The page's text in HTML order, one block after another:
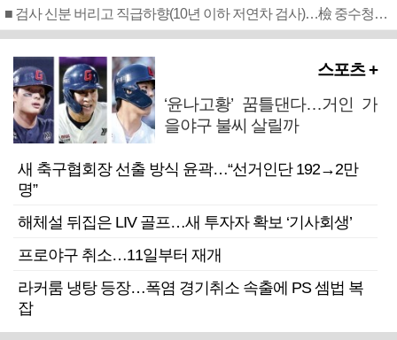
■ 검사 신분 버리고 직급하향(10년 이하 저연차 검사)…檢 중수청행 기피
스포츠 +
‘윤나고황’ 꿈틀댄다…거인 가
을야구 불씨 살릴까
새 축구협회장 선출 방식 윤곽…“선거인단 192→2만
명”
해체설 뒤집은 LIV 골프…새 투자자 확보 ‘기사회생’
프로야구 취소…11일부터 재개
라커룸 냉탕 등장…폭염 경기취소 속출에 PS 셈법 복
잡